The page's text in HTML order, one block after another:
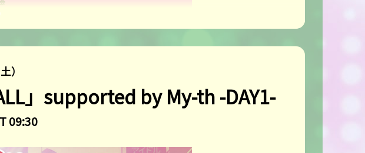
）
」supported by My-th -DAY1-
09:30